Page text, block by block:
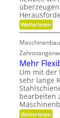
d
e
n
s
t
o
f
b
r
a
n
c
h
e
d
a
n
k
Ö
l
u
s
g
l
e
i
c
h
n
d
g
e
t
r
i
e
e
l
o
s
Weiterlesen:
M
h
r
t
e
i
f
i
g
k
e
Mehr
Um mit der
sehr lange
bearbeiten
Weiterlesen: